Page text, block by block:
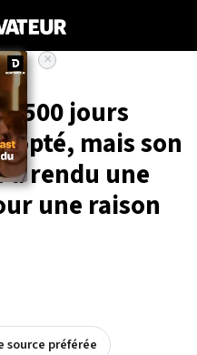
500 jours
mais son
rendu une
une raison
source préférée
×